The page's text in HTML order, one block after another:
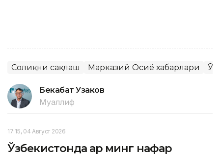
Соғлиқни сақлаш Марказий Осиё хабарлари
Бекабат Узаков
Муаллиф
17:15, 04 Август 2026
Ўзбекистонда ҳар минг нафар